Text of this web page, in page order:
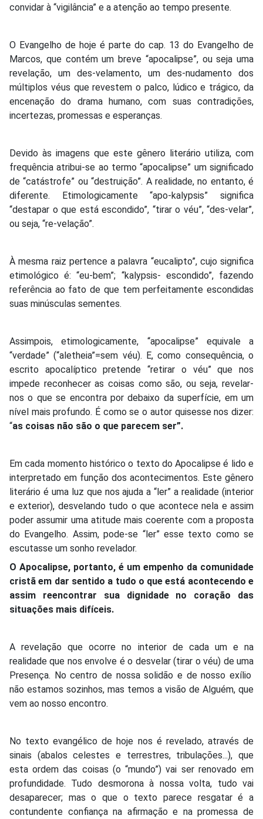
convidar à “vigilância” e a atenção ao tempo presente.
O Evangelho de hoje é parte do cap. 13 do Evangelho de
Marcos, que contém um breve “apocalipse”, ou seja uma
revelação, um des-velamento, um des-nudamento dos
múltiplos véus que revestem o palco, lúdico e trágico, da
encenação do drama humano, com suas contradições,
incertezas, promessas e esperanças.
Devido às imagens que este gênero literário utiliza, com
frequência atribui-se ao termo “apocalipse” um significado
de “catástrofe” ou “destruição”. A realidade, no entanto, é
diferente. Etimologicamente “apo-kalypsis” significa
“destapar o que está escondido”, “tirar o véu”, “des-velar”,
ou seja, “re-velação”.
À mesma raiz pertence a palavra “eucalipto”, cujo significa
etimológico é: “eu-bem”; “kalypsis- escondido”, fazendo
referência ao fato de que tem perfeitamente escondidas
suas minúsculas sementes.
Assimpois, etimologicamente, “apocalipse” equivale a
“verdade” (“aletheia”=sem véu). E, como consequência, o
escrito apocalíptico pretende “retirar o véu” que nos
impede reconhecer as coisas como são, ou seja, revelar-
nos o que se encontra por debaixo da superfície, em um
nível mais profundo. É como se o autor quisesse nos dizer:
“as coisas não são o que parecem ser”.
Em cada momento histórico o texto do Apocalipse é lido e
interpretado em função dos acontecimentos. Este gênero
literário é uma luz que nos ajuda a “ler” a realidade (interior
e exterior), desvelando tudo o que acontece nela e assim
poder assumir uma atitude mais coerente com a proposta
do Evangelho. Assim, pode-se “ler” esse texto como se
escutasse um sonho revelador.
O Apocalipse, portanto, é um empenho da comunidade
cristã em dar sentido a tudo o que está acontecendo e
assim reencontrar sua dignidade no coração das
situações mais difíceis.
A revelação que ocorre no interior de cada um e na
realidade que nos envolve é o desvelar (tirar o véu) de uma
Presença. No centro de nossa solidão e de nosso exílio
não estamos sozinhos, mas temos a visão de Alguém, que
vem ao nosso encontro.
No texto evangélico de hoje nos é revelado, através de
sinais (abalos celestes e terrestres, tribulações...), que
esta ordem das coisas (o “mundo”) vai ser renovado em
profundidade. Tudo desmorona à nossa volta, tudo vai
desaparecer; mas o que o texto parece resgatar é a
contundente confiança na afirmação e na promessa de